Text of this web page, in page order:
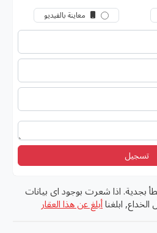
معاينة بالفيديو
تسجيل
بجدية. اذا شعرت بوجود اى بيانات
ابلغنا أبلغ عن هذا العقار